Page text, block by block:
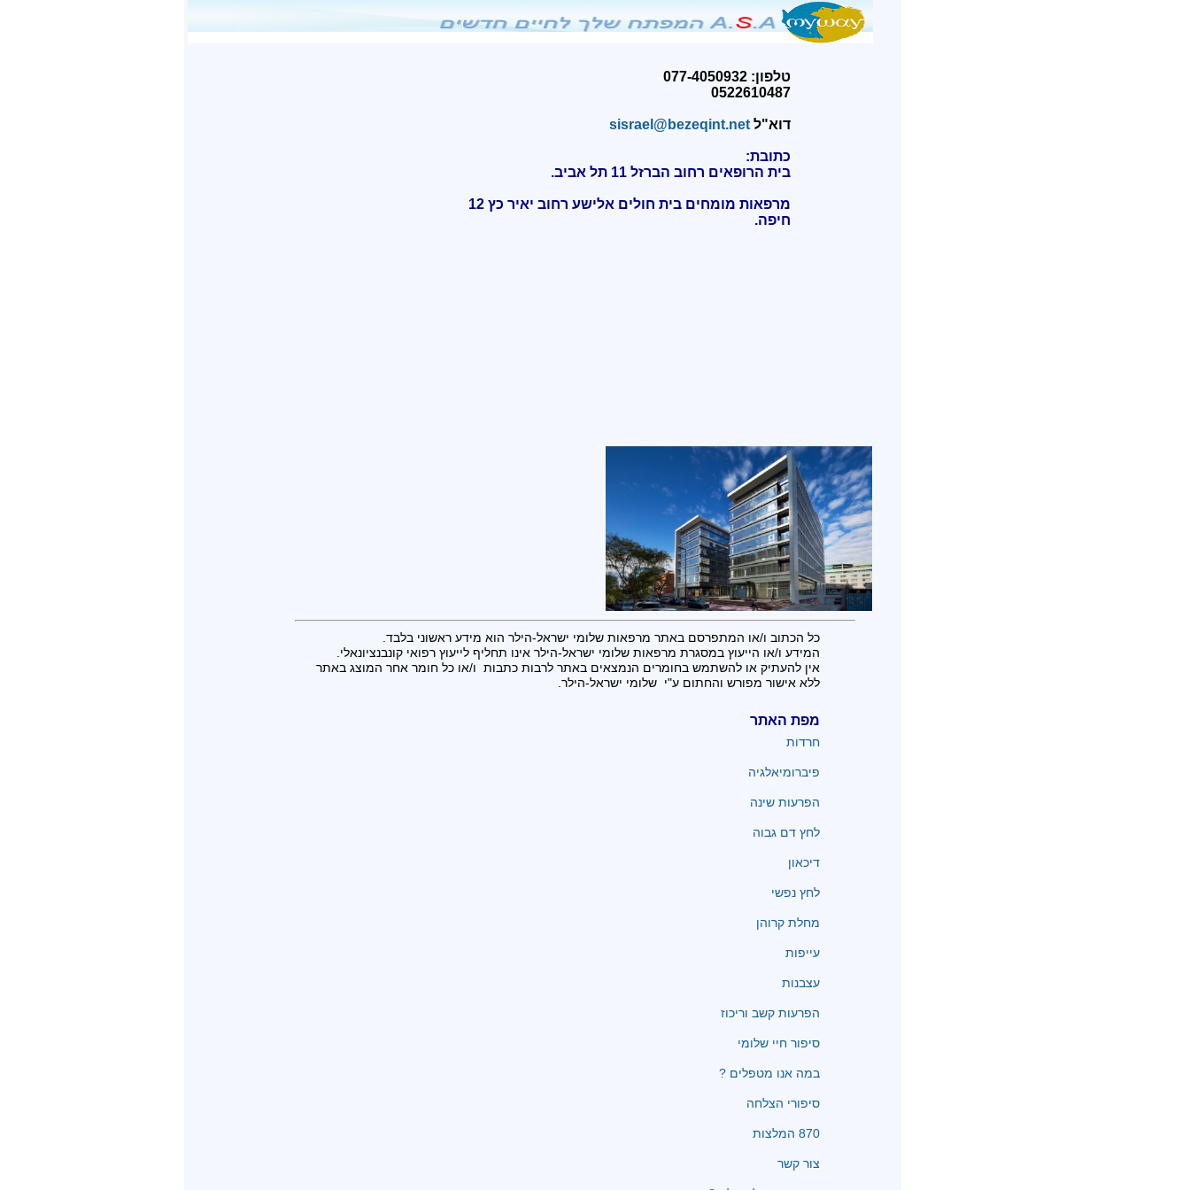
טלפון: 077-4050932
0522610487
דוא"ל sisrael@bezeqint.net
כתובת:
בית הרופאים רחוב הברזל 11 תל אביב.
מרפאות מומחים בית חולים אלישע רחוב יאיר כץ 12
חיפה.
כל הכתוב ו/או המתפרסם באתר מרפאות שלומי ישראל-הילר הוא מידע ראשוני בלבד.
המידע ו/או הייעוץ במסגרת מרפאות שלומי ישראל-הילר אינו תחליף לייעוץ רפואי קונבנציונאלי.
אין להעתיק או להשתמש בחומרים הנמצאים באתר לרבות כתבות ו/או כל חומר אחר המוצג באתר
ללא אישור מפורש והחתום ע"י שלומי ישראל-הילר.
מפת האתר
חרדות
פיברומיאלגיה
הפרעות שינה
לחץ דם גבוה
דיכאון
לחץ נפשי
מחלת קרוהן
עייפות
עצבנות
הפרעות קשב וריכוז
סיפור חיי שלומי
במה אנו מטפלים ?
סיפורי הצלחה
870 המלצות
צור קשר